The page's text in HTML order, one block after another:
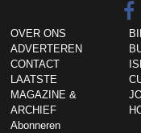
OVER ONS
ADVERTEREN
CONTACT
LAATSTE
MAGAZINE &
ARCHIEF
Abonneren